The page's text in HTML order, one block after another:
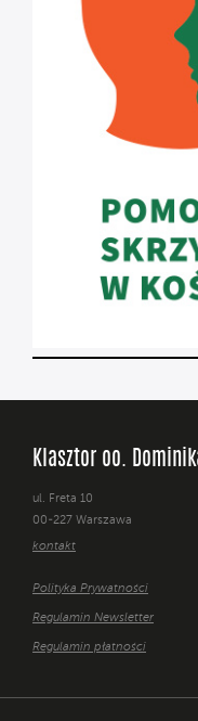
Klasztor oo.
ul. Freta 10
00-227 Warszawa
kontakt
Polityka Prywatności
Regulamin Newsletter
Regulamin płatności